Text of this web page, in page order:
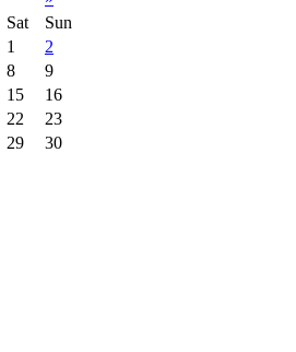
Sat
Sun
1
2
8
9
15
16
22
23
29
30